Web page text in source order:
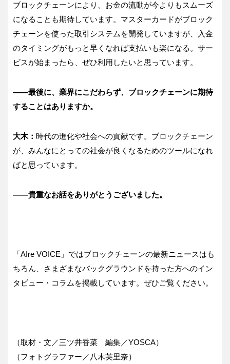
ブロックチェーンにより、お金の流動が今よりもスムーズ
になることも期待しています。マスターカードがブロック
チェーンを使った取引システムを開発していますが、入金
のタイミングがもっと早くなれば支払いも楽になる。サー
ビスが始まったら、ぜひ利用したいと思っています。
――最後に、業界にこだわらず、ブロックチェーンに期待
することはありますか。
大木： 時代の進化や社会への貢献です。ブロックチェーン
が、みんなにとっての社会が良くなるためのツールになれ
ばと思っています。
――貴重なお話をありがとうございました。
「AIre VOICE」ではブロックチェーンの最新ニュースはも
ちろん、さまざまなバックグラウンドを持った方へのイン
タビュー・コラムを掲載しています。ぜひご覧ください。
（取材・文／三ツ井香菜 編集／YOSCA）
（フォトグラファー／八木英里奈）